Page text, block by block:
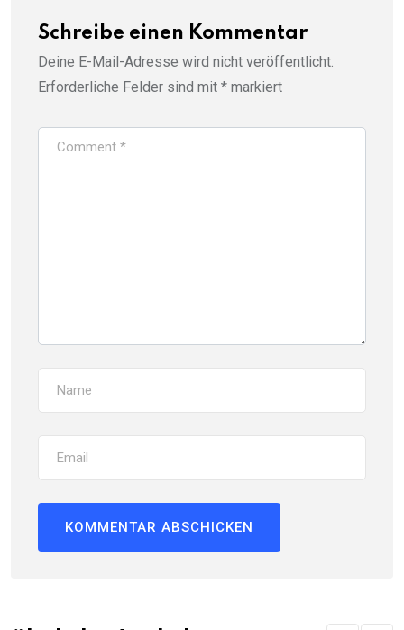
Schreibe einen Kommentar
Deine E-Mail-Adresse wird nicht veröffentlicht.
Erforderliche Felder sind mit * markiert